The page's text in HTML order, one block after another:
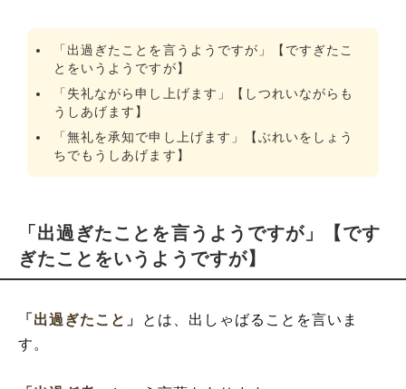
「出過ぎたことを言うようですが」【ですぎたこ
とをいうようですが】
「失礼ながら申し上げます」【しつれいながらも
うしあげます】
「無礼を承知で申し上げます」【ぶれいをしょう
ちでもうしあげます】
「出過ぎたことを言うようですが」【です
ぎたことをいうようですが】
「出過ぎたこと」
とは、出しゃばることを言いま
す。